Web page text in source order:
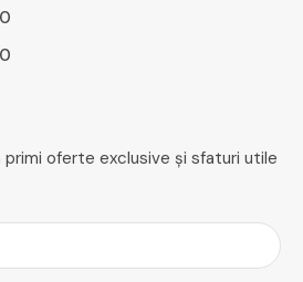
oferte exclusive și sfaturi utile